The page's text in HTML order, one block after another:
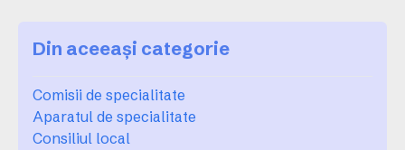
Din aceeași categorie
Comisii de specialitate
Aparatul de specialitate
Consiliul local